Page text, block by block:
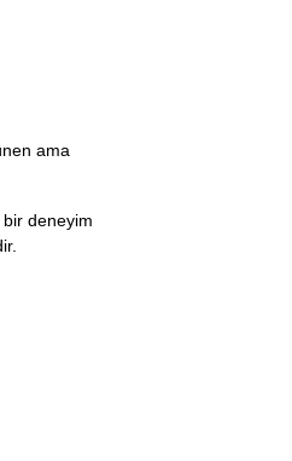
ama
deneyim